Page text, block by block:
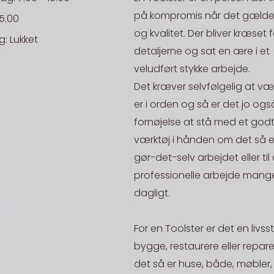
så skal du
stilles,
Danske
20kg og
De priser,
gælder for
Afhent på
Der kan
Toolster Aps
overholdes.
på en aktiv
på lager.
STORKØB
Har du en
mand og
være i en
mængde af
fået stjålet
har mange
kontakter/
EAN:
Rekv. Nr.:
NB: Ordre
200,-
Lukket
på kompromis når det
og kvalitet. Der bliver kræset
detaljerne og sat en ære i et
veludført stykke arbejde.
Det kræver selvfølgelig at
er i orden og så er det jo
fornøjelse at stå med et
værktøj i hånden om det så
gør-det-selv arbejdet eller til
professionelle arbejde
dagligt.
For en Toolster er det en
bygge, restaurere eller
det så er huse, både, møbler,